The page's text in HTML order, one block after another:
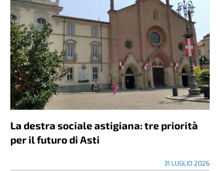
La destra sociale astigiana: tre priorità
per il futuro di Asti
31 LUGLIO 2026